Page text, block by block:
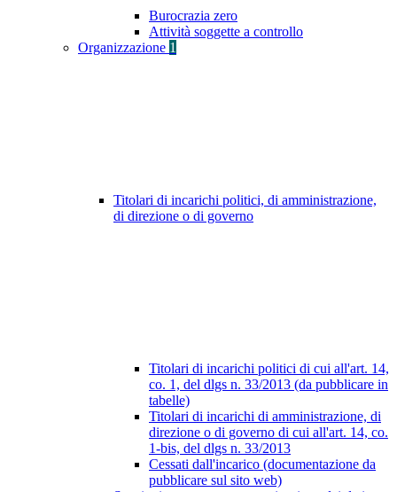
Burocrazia zero
Attività soggette a controllo
Organizzazione 1
Titolari di incarichi politici, di amministrazione,
di direzione o di governo
Titolari di incarichi politici di cui all'art. 14,
co. 1, del dlgs n. 33/2013 (da pubblicare in
tabelle)
Titolari di incarichi di amministrazione, di
direzione o di governo di cui all'art. 14, co.
1-bis, del dlgs n. 33/2013
Cessati dall'incarico (documentazione da
pubblicare sul sito web)